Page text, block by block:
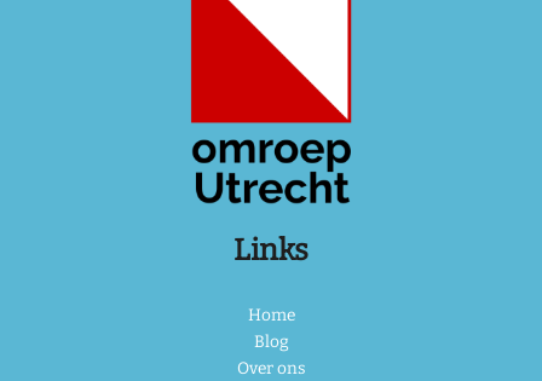
Links
Home
Blog
Over ons